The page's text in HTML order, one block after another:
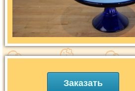
Заказать